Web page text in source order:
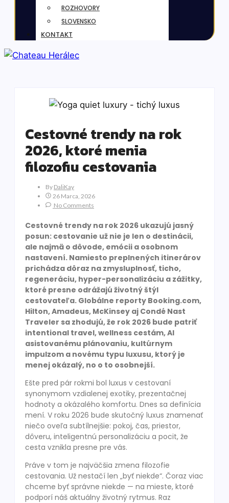
ROZHOVORY
SLOVENSKO
KONTAKT
Cestovné trendy na rok
2026, ktoré menia
filozofiu cestovania
By DaliKay
26 Marca, 2026
No Comments
Cestovné trendy na rok 2026 ukazujú jasný
posun: cestovanie už nie je len o destinácii,
ale najmä o dôvode, emócii a osobnom
nastavení. Namiesto preplnených itinerárov
prichádza dôraz na zmysluplnosť, ticho,
regeneráciu, hyper-personalizáciu a zážitky,
ktoré presne odrážajú životný štýl
cestovateľa. Globálne reporty Booking.com,
Hilton, Amadeus, McKinsey aj Condé Nast
Traveler sa zhodujú, že rok 2026 bude patriť
intentional travel, wellness cestám, AI
asistovanému plánovaniu, kultúrnym
impulzom a novému typu luxusu, ktorý je
menej okázalý, no o to osobnejší.
Ešte pred pár rokmi bol luxus v cestovaní
synonymom vzdialenej exotiky, prezentačnej
hodnoty a okázalého komfortu. Dnes sa definícia
mení. V roku 2026 bude skutočný luxus znamenať
niečo oveľa subtílnejšie: pokoj, čas, priestor,
dôveru, inteligentnú personalizáciu a pocit, že
cesta vznikla presne pre vás.
Práve v tom je najväčšia zmena filozofie
cestovania. Už nestačí len „byť niekde“. Čoraz viac
chceme byť správne niekde — na mieste, ktoré
podporí náš aktuálny životný rytmus. Raz